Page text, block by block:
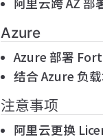
Azure
Azure 部署
结合 Azure 负
注意事项
阿里云更换